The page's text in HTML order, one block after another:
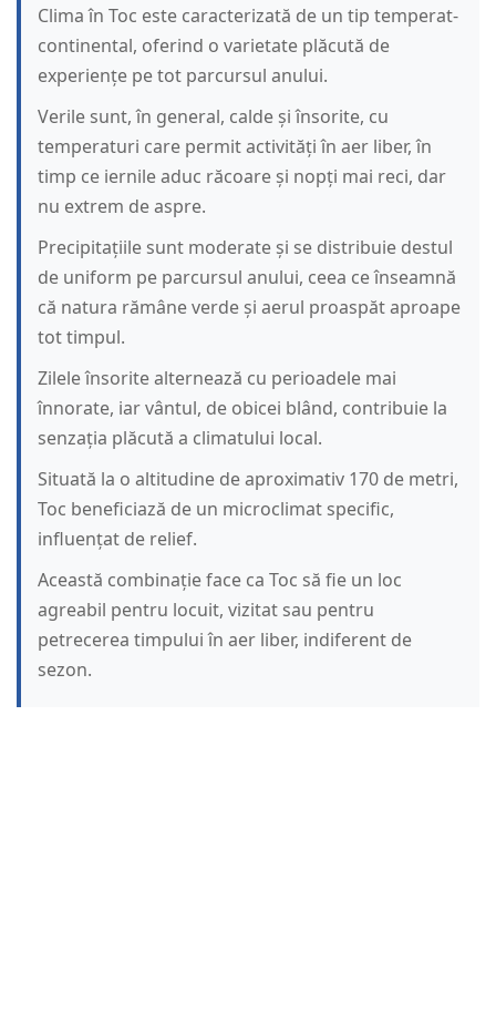
Clima în Toc este caracterizată de un tip temperat-
continental, oferind o varietate plăcută de
experiențe pe tot parcursul anului.
Verile sunt, în general, calde și însorite, cu
temperaturi care permit activități în aer liber, în
timp ce iernile aduc răcoare și nopți mai reci, dar
nu extrem de aspre.
Precipitațiile sunt moderate și se distribuie destul
de uniform pe parcursul anului, ceea ce înseamnă
că natura rămâne verde și aerul proaspăt aproape
tot timpul.
Zilele însorite alternează cu perioadele mai
înnorate, iar vântul, de obicei blând, contribuie la
senzația plăcută a climatului local.
Situată la o altitudine de aproximativ 170 de metri,
Toc beneficiază de un microclimat specific,
influențat de relief.
Această combinație face ca Toc să fie un loc
agreabil pentru locuit, vizitat sau pentru
petrecerea timpului în aer liber, indiferent de
sezon.